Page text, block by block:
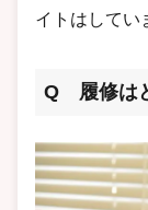
イトはしてい
Q 履修は